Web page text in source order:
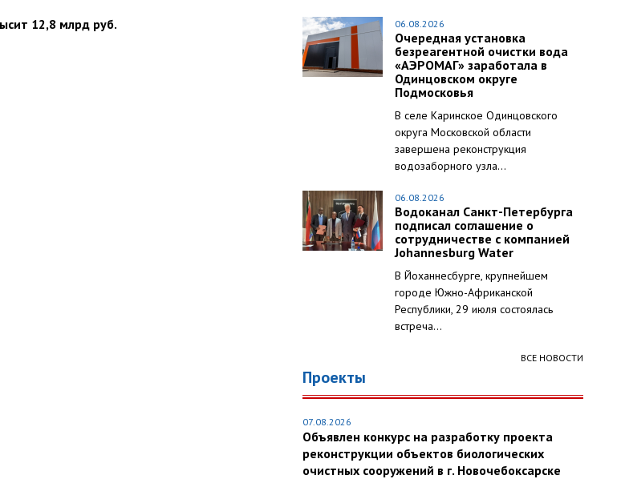
12,8 млрд руб. 06.08.2026
Очередная установка
безреагентной очистки вода
«АЭРОМАГ» заработала в
Одинцовском округе
Подмосковья
В селе Каринское Одинцовского
округа Московской области
завершена реконструкция
водозаборного узла...
06.08.2026
Водоканал Санкт-Петербурга
подписал соглашение о
сотрудничестве с компанией
Johannesburg Water
В Йоханнесбурге, крупнейшем
городе Южно-Африканской
Республики, 29 июля состоялась
встреча...
ВСЕ НОВОСТИ
Проекты
07.08.2026
Объявлен конкурс на разработку проекта
реконструкции объектов биологических
очистных сооружений в г. Новочебоксарске